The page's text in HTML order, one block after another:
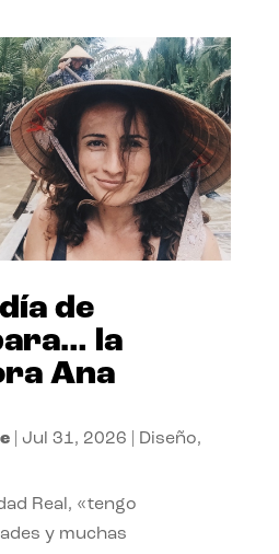
de
la
Ana
| Jul 31, 2026 Diseño,
Real, «tengo
y muchas